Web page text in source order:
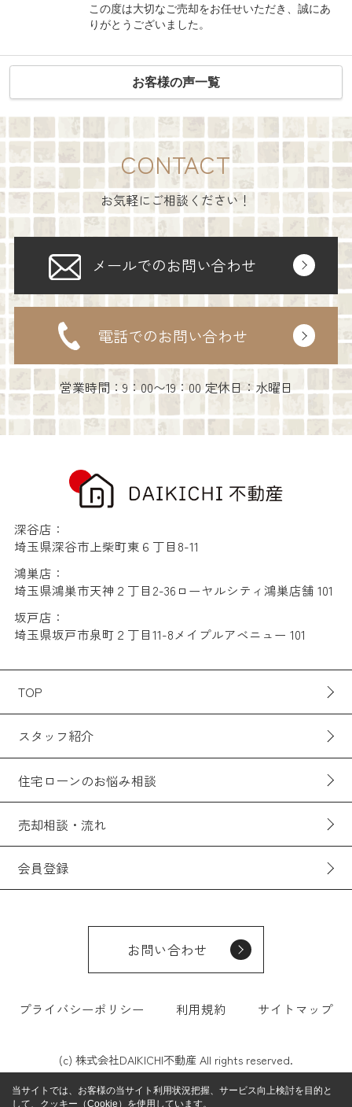
この度は大切なご売却をお任せいただき、誠にあ
りがとうございました。
お客様の声一覧
CONTACT
お気軽にご相談ください！
メールでのお問い合わせ
電話でのお問い合わせ
営業時間：9：00〜19：00 定休日：水曜日
深谷店：
埼玉県深谷市上柴町東６丁目8-11
鴻巣店：
埼玉県鴻巣市天神２丁目2-36ローヤルシティ鴻巣店舗 101
坂戸店：
埼玉県坂戸市泉町２丁目11-8メイプルアベニュー 101
TOP
スタッフ紹介
住宅ローンのお悩み相談
売却相談・流れ
会員登録
お問い合わせ
プライバシーポリシー 利用規約 サイトマップ
(c) 株式会社DAIKICHI不動産 All rights reserved.
当サイトでは、お客様の当サイト利用状況把握、サービス向上検討を目的と
して、クッキー（Cookie）を使用しています。